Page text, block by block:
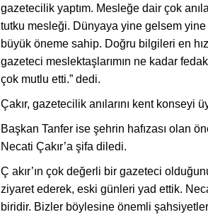
gazetecilik yaptım. Mesleğe dair çok
tutku mesleği. Dünyaya yine gelsem
büyük öneme sahip. Doğru bilgileri en
gazeteci meslektaşlarımın ne kadar
çok mutlu etti.” dedi.
Çakır, gazetecilik anılarını kent konseyi
Başkan Tanfer ise şehrin hafızası olan
Necati Çakır’a şifa diledi.
Ç akır’ın çok değerli bir gazeteci
ziyaret ederek, eski günleri yad ettik.
biridir. Bizler böylesine önemli